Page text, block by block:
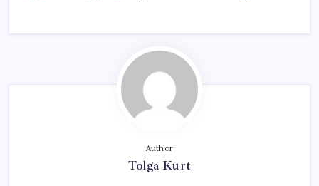
Author
Tolga Kurt